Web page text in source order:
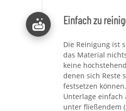
Einfach zu
Die Reinigung ist
das Material
keine
denen sich Reste
festsetzen
Unterlage einfach
unter fließendem